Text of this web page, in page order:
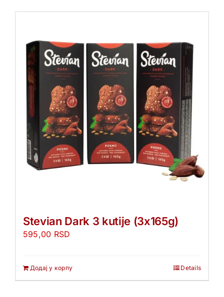
Stevian Dark 3 kutije (3x165g)
595,00 RSD
Додај у корпу Details